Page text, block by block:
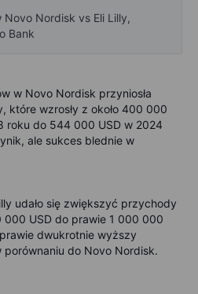
Nordisk vs Eli Lilly,
Bank
w Novo Nordisk przyniosła
które wzrosły z około 400 000
roku do 544 000 USD w 2024
ale sukces blednie w
udało się zwiększyć przychody
000 USD do prawie 1 000 000
dwukrotnie wyższy
do Novo Nordisk.